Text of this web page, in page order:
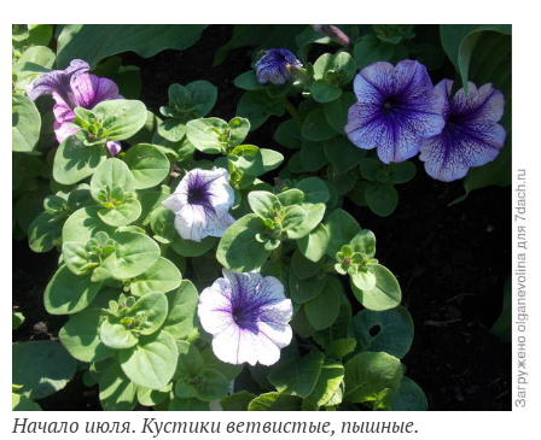
Начало июля. Кустики ветвистые, пышные.